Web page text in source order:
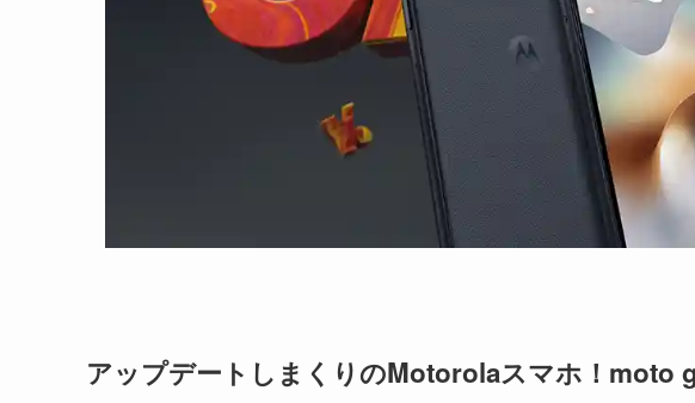
アップデートしまくりのMotorolaスマホ！moto